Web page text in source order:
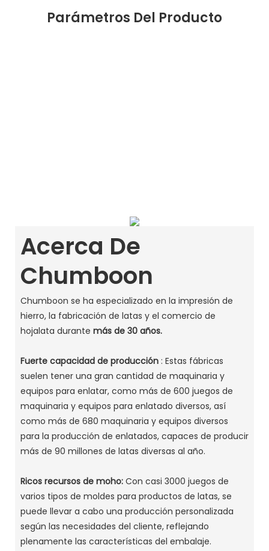
Parámetros Del Producto
Acerca De
Chumboon
Chumboon se ha especializado en la impresión de
hierro, la fabricación de latas y el comercio de
hojalata durante más de 30 años.
Fuerte capacidad de producción : Estas fábricas
suelen tener una gran cantidad de maquinaria y
equipos para enlatar, como más de 600 juegos de
maquinaria y equipos para enlatado diversos, así
como más de 680 maquinaria y equipos diversos
para la producción de enlatados, capaces de producir
más de 90 millones de latas diversas al año. ‌
Ricos recursos de moho: Con casi 3000 juegos de
varios tipos de moldes para productos de latas, se
puede llevar a cabo una producción personalizada
según las necesidades del cliente, reflejando
plenamente las características del embalaje. ‌